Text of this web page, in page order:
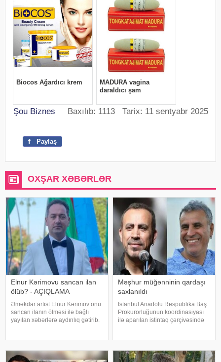
Şou Biznes Baxılıb: 1113 Tarix: 11 sentyabr 2025
f Paylaş
OXŞAR XƏBƏRLƏR
Elnur Kərimovu sancan ilan
ölüb? - AÇIQLAMA
Əməkdar artist Elnur Kərimov onu
sancan ilanın ölməsi ilə bağlı
yayılan xəbərlərə aydınlıq gətirib.
açıqlama verməmişəm
Məşhur müğənninin qardaşı
saxlanıldı
İstanbul Anadolu Respublika Baş
Prokurorluğunun koordinasiyası
ilə aparılan istintaq çərçivəsində
vaxtda həyata keçirilə